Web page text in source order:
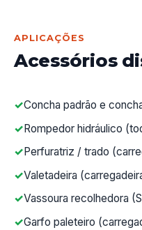
APLICAÇÕES
Acessórios
Concha padrão e
Rompedor hidráulico
Perfuratriz / trado
Valetadeira
Vassoura recolhedora
Garfo paleteiro